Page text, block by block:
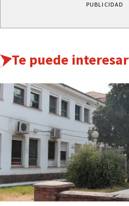
PUBLICIDAD
Te puede interesar